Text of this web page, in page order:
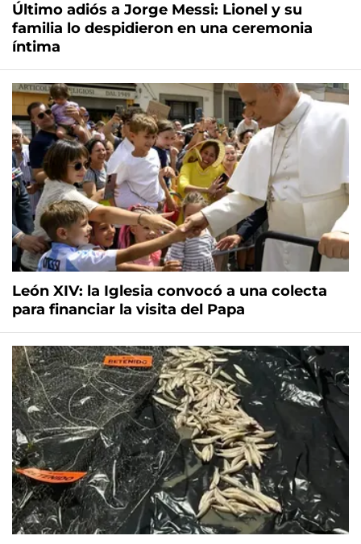
Último adiós a Jorge Messi: Lionel y su
familia lo despidieron en una ceremonia
íntima
León XIV: la Iglesia convocó a una colecta
para financiar la visita del Papa